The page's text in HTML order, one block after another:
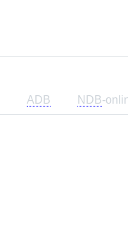
ADB NDB-